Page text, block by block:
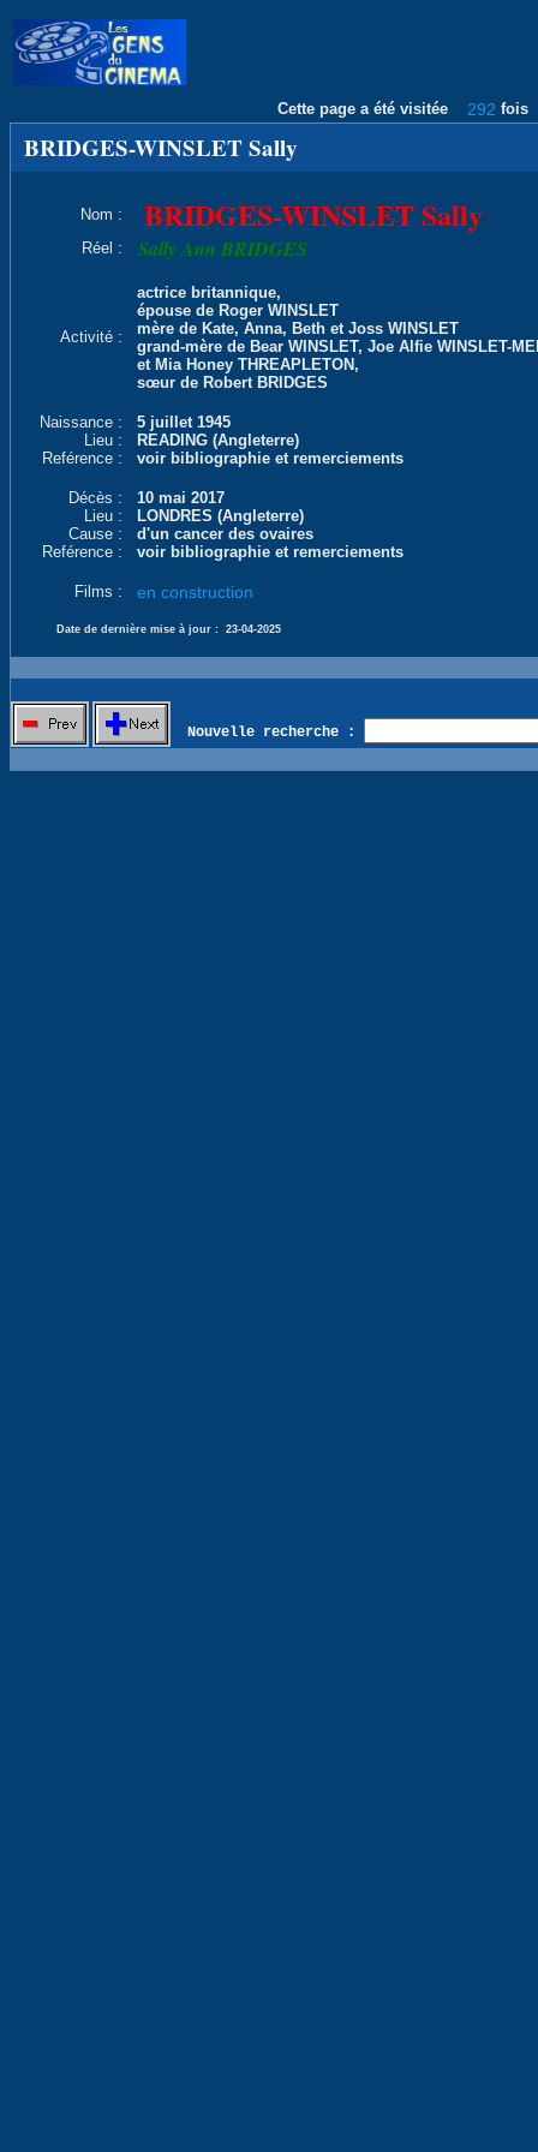
Cette page a été visitée 292 fois
BRIDGES-WINSLET Sally
Nom : BRIDGES-WINSLET Sally
Réel : Sally Ann BRIDGES
Activité :
actrice britannique,
épouse de Roger WINSLET
mère de Kate, Anna, Beth et Joss WINSLET
grand-mère de Bear WINSLET, Joe Alfie WINSLET-
et Mia Honey THREAPLETON,
sœur de Robert BRIDGES
Naissance :
5 juillet 1945
Lieu :
READING (Angleterre)
Reférence :
voir bibliographie et remerciements
Décès :
10 mai 2017
Lieu :
LONDRES (Angleterre)
Cause :
d'un cancer des ovaires
Reférence :
voir bibliographie et remerciements
Films : en construction
Date de dernière mise à jour : 23-04-2025
Nouvelle recherche :